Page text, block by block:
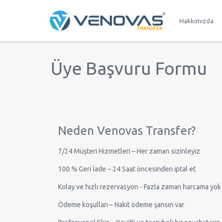
Hakkımızda
Üye Başvuru Formu
Neden Venovas Transfer?
7/24 Müşteri Hizmetleri – Her zaman sizinleyiz
100 % Geri İade – 24 Saat öncesinden iptal et
Kolay ve hızlı rezervasyon - Fazla zaman harcama yok
Ödeme koşulları – Nakit ödeme şansın var